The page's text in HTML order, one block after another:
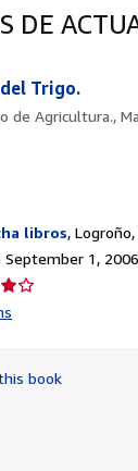
DE
Trigo.
de Agricultura.,
libros, Logroño,
September 1, 2006
book